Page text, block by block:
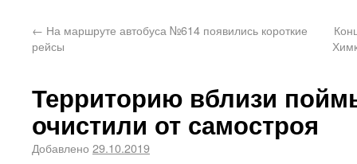
← На маршруте автобуса №614 появились короткие
рейсы
Территорию вблизи
очистили от самостроя
Добавлено 29.10.2019